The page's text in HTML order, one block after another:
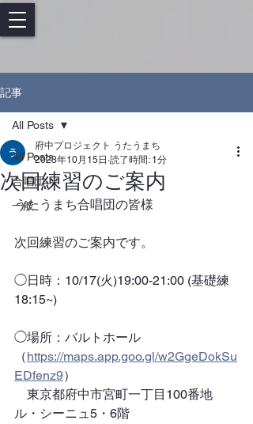
記事
All Posts
合唱団
一般
All Posts
次回練習のご案内
府中プロジェクト うたうまち
2023年10月15日 読了時間: 1分
うたうまち合唱団の皆様
次回練習のご案内です。
◯日時：10/17(火)19:00-21:00 (基礎練
18:15~)
◯場所：バルトホール
（https://maps.app.goo.gl/w2GgeDokSu
EDfenz9）
東京都府中市宮町一丁目100番地
ル・シーニュ5・6階